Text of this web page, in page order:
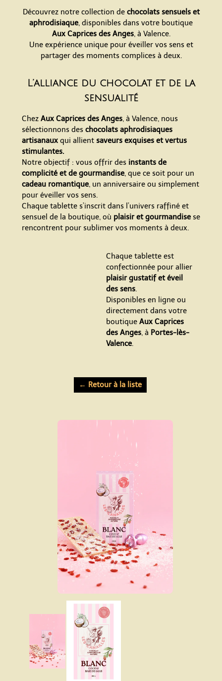
L’alliance du chocolat et de la
sensualité
Chez Aux Caprices des Anges, à Valence, nous
sélectionnons des chocolats aphrodisiaques
artisanaux qui allient saveurs exquises et vertus
stimulantes.
Notre objectif : vous offrir des instants de
complicité et de gourmandise, que ce soit pour un
cadeau romantique, un anniversaire ou simplement
pour éveiller vos sens.
Chaque tablette s’inscrit dans l’univers raffiné et
sensuel de la boutique, où plaisir et gourmandisese
rencontrent pour sublimer vos moments à deux.
Découvrez notre collection dechocolats sensuels et
aphrodisiaque, disponibles dans votre boutique
Aux Caprices des Anges, à Valence.
Une expérience unique pour éveiller vos sens et
partager des moments complices à deux.
Chaque tablette est
confectionnée pour allier
plaisir gustatif et éveil
des sens.
Disponibles en ligne ou
directement dans votre
boutique Aux Caprices
des Anges, à Portes-lès-
Valence.
← Retour à la liste